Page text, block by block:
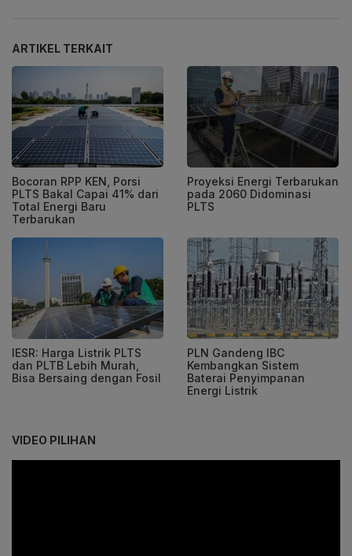
ARTIKEL TERKAIT
Bocoran RPP KEN, Porsi
PLTS Bakal Capai 41% dari
Total Energi Baru
Terbarukan
Proyeksi Energi Terbarukan
pada 2060 Didominasi
PLTS
IESR: Harga Listrik PLTS
dan PLTB Lebih Murah,
Bisa Bersaing dengan Fosil
PLN Gandeng IBC
Kembangkan Sistem
Baterai Penyimpanan
Energi Listrik
VIDEO PILIHAN